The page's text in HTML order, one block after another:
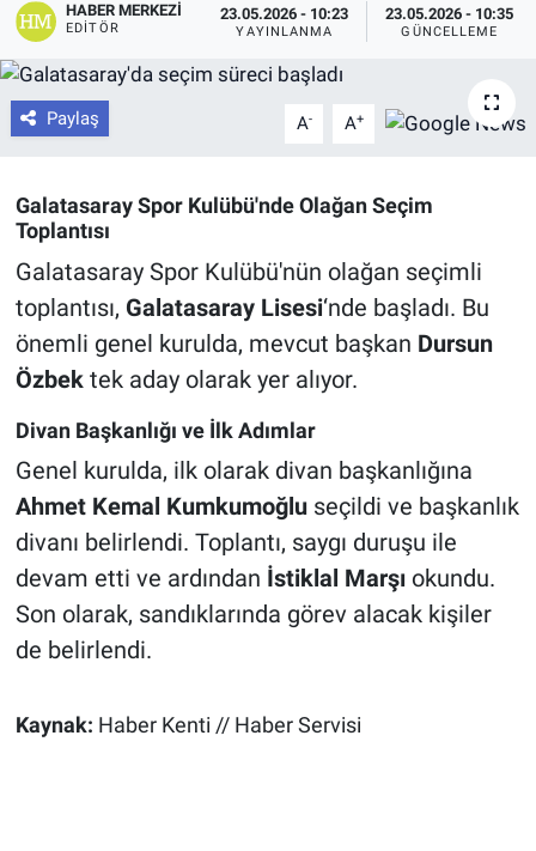
HABER MERKEZI
EDITÖR
23.05.2026 - 10:23
YAYINLANMA
23.05.2026 - 10:35
GÜNCELLEME
Paylaş A- A+
Galatasaray Spor Kulübü'nde Olağan Seçim
Toplantısı
Galatasaray Spor Kulübü'nün olağan seçimli
toplantısı, Galatasaray Lisesi‘nde başladı. Bu
önemli genel kurulda, mevcut başkan Dursun
Özbektek aday olarak yer alıyor.
Divan Başkanlığı ve İlk Adımlar
Genel kurulda, ilk olarak divan başkanlığına
Ahmet Kemal Kumkumoğluseçildi ve başkanlık
divanı belirlendi. Toplantı, saygı duruşu ile
devam etti ve ardından İstiklal Marşıokundu.
Son olarak, sandıklarında görev alacak kişiler
de belirlendi.
Kaynak: Haber Kenti // Haber Servisi